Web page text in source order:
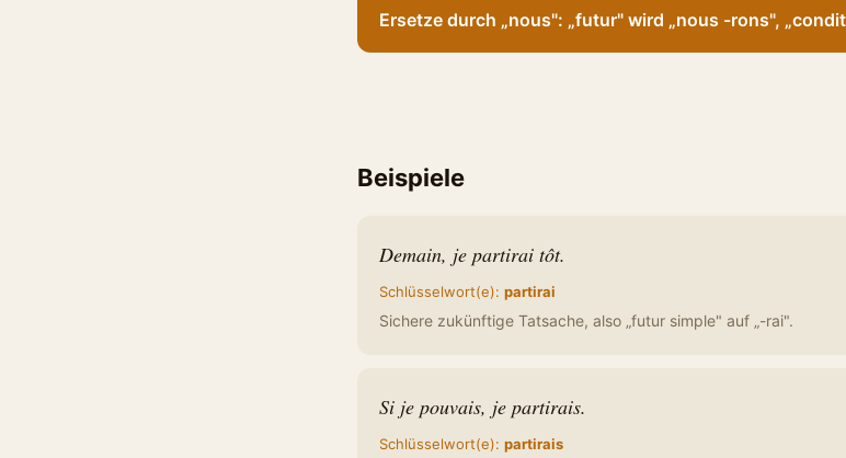
Ersetze durch „nous": „futur" wird „nous -rons",
Beispiele
Demain, je partirai tôt.
Schlüsselwort(e): partirai
Sichere zukünftige Tatsache, also „futur simple" auf „-rai".
Si je pouvais, je partirais.
Schlüsselwort(e): partirais